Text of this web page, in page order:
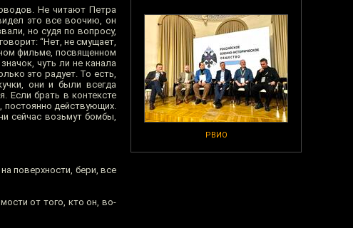
РВИО
Не читают Петра
это все воочию, он
но судя по вопросу,
“Нет, не смущает,
фильме, посвященном
чуть ли не канала
это радует. То есть,
они и были всегда
Если брать в контексте
постоянно действующих.
сейчас возьмут бомбы,
поверхности, бери, все
от того, кто он, во-